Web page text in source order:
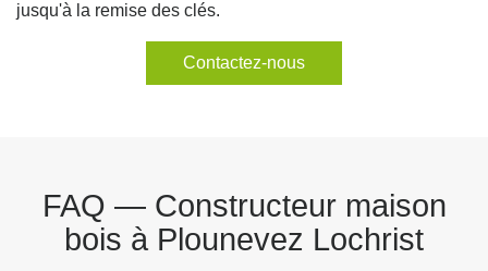
jusqu'à la remise des clés.
Contactez-nous
FAQ — Constructeur maison
bois à Plounevez Lochrist